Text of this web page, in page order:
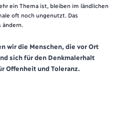
ein Thema ist, bleiben im ländlichen
oft noch ungenutzt. Das
wir die Menschen, die vor Ort
sich für den Denkmalerhalt
Offenheit und Toleranz.